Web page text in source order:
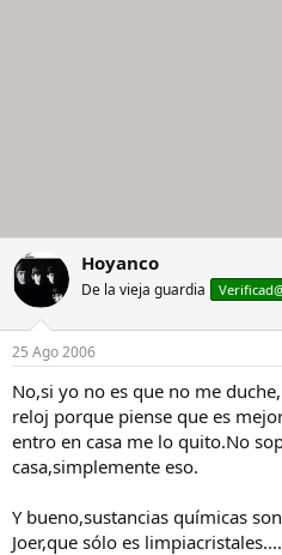
Hoyanco
De la vieja guardia
25 Ago 2006
No,si yo no es que no me
reloj porque piense que es
entro en casa me lo quito.No
casa,simplemente eso.
Y bueno,sustancias químicas
Joer,que sólo es limpiacristales....